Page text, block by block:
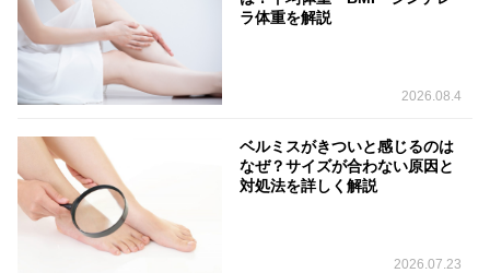
ラ体重を解説
2026.08.4
ベルミスがきついと感じるのは
なぜ？サイズが合わない原因と
対処法を詳しく解説
2026.07.23